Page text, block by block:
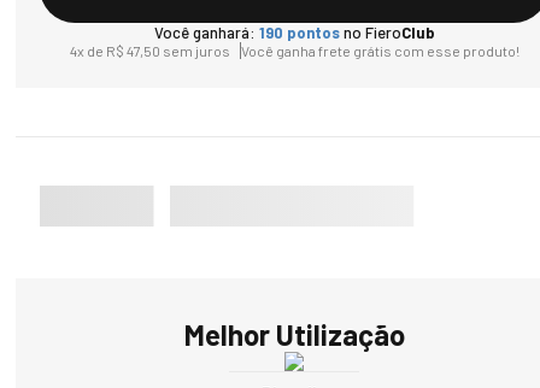
Você ganhará: 190 pontosno FieroClub
4x de R$ 47,50 sem juros Você ganha frete grátis com esse produto!
Melhor Utilização